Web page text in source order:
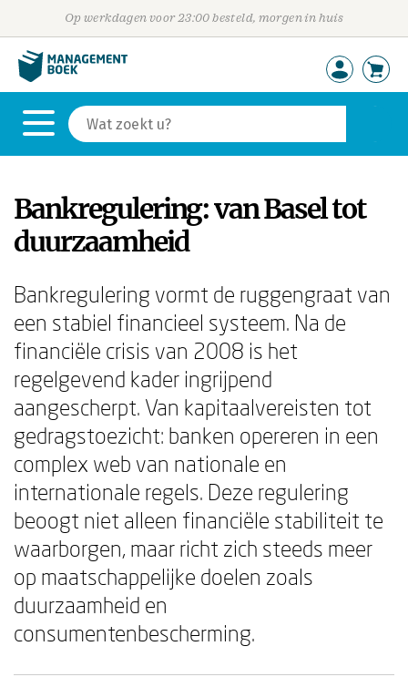
Op werkdagen voor 23:00 besteld, morgen in huis
Bankregulering: van Basel tot
duurzaamheid
Bankregulering vormt de ruggengraat van
een stabiel financieel systeem. Na de
financiële crisis van 2008 is het
regelgevend kader ingrijpend
aangescherpt. Van kapitaalvereisten tot
gedragstoezicht: banken opereren in een
complex web van nationale en
internationale regels. Deze regulering
beoogt niet alleen financiële stabiliteit te
waarborgen, maar richt zich steeds meer
op maatschappelijke doelen zoals
duurzaamheid en
consumentenbescherming.